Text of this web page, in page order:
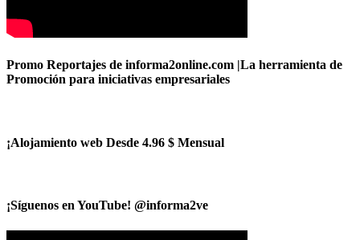
Promo Reportajes de informa2online.com |La herramienta de
Promoción para iniciativas empresariales
¡Alojamiento web Desde 4.96 $ Mensual
¡Síguenos en YouTube! @informa2ve